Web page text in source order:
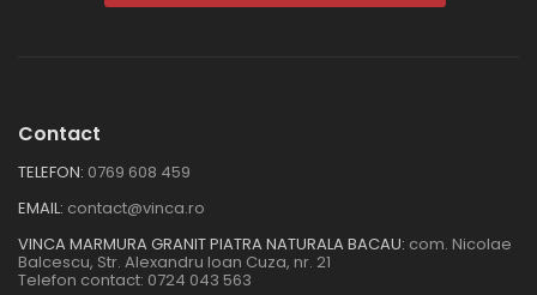
Contact
TELEFON: 0769 608 459
EMAIL: contact@vinca.ro
VINCA MARMURA GRANIT PIATRA NATURALA BACAU: com. Nicolae
Balcescu, Str. Alexandru Ioan Cuza, nr. 21
Telefon contact: 0724 043 563